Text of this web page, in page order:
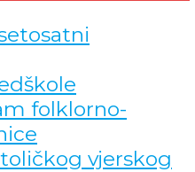
folklorno-
vjerskog